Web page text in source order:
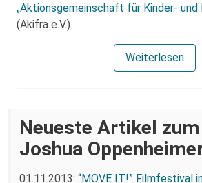
„Aktionsgemeinschaft für Kinder- und
(Akifra e.V.).
Weiterlesen
Neueste Artikel
Joshua
01.11.2013: “MOVE IT!” Filmfestival